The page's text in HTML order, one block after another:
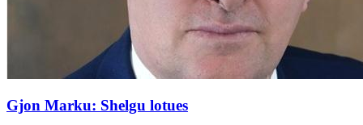
Gjon Marku: Shelgu lotues